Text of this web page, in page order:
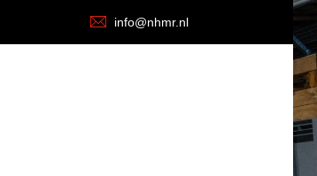
info@nhmr.nl